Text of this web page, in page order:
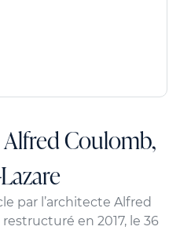
Alfred Coulomb,
par l’architecte Alfred
en 2017, le 36